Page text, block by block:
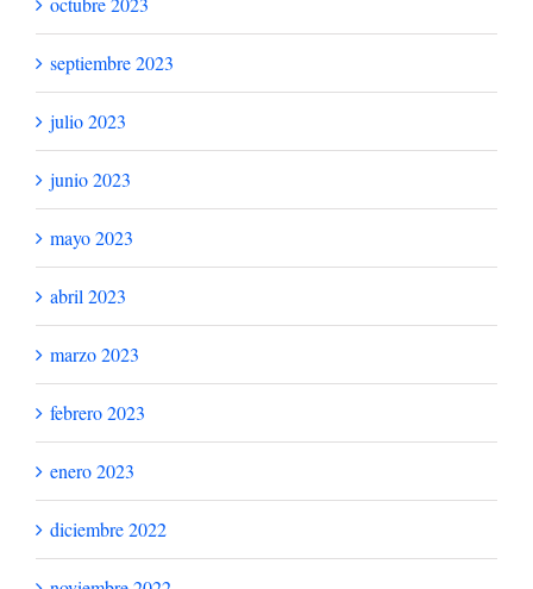
noviembre 2024
octubre 2024
septiembre 2024
julio 2024
junio 2024
mayo 2024
abril 2024
marzo 2024
febrero 2024
enero 2024